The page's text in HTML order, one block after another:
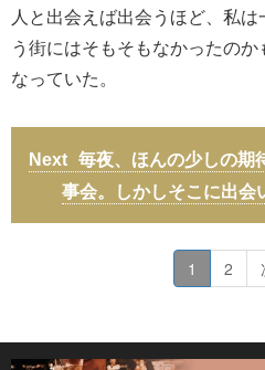
人と出会えば出会うほど、私
う街にはそもそもなかったの
なっていた。
毎夜、ほんの少しの期
事会。しかしそこに出会
1 2